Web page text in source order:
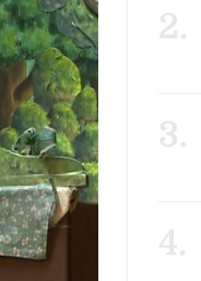
2.
3.
4.